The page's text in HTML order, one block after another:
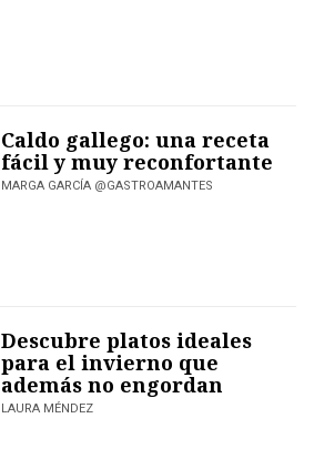
Caldo gallego: una receta
fácil y muy reconfortante
MARGA GARCÍA @GASTROAMANTES
Descubre platos ideales
para el invierno que
además no engordan
LAURA MÉNDEZ